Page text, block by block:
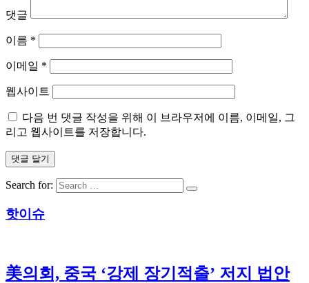
댓글
이름 *
이메일 *
웹사이트
다음 번 댓글 작성을 위해 이 브라우저에 이름, 이메일, 그
리고 웹사이트를 저장합니다.
Search for:
핫이슈
美의회, 중국 ‘강제 장기적출’ 저지 법안